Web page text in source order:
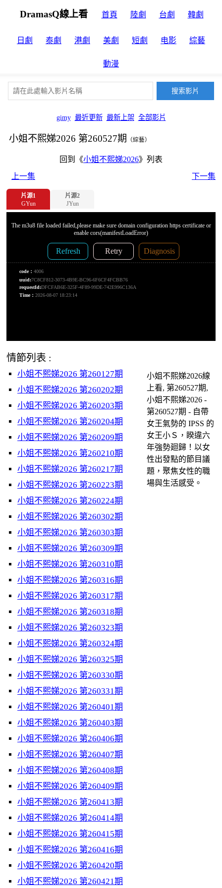
DramasQ線上看 首頁 陸劇 台劇 韓劇
日劇 泰劇 港劇 美劇 短劇 电影 綜藝
動漫
gimy 最近更新 最新上架 全部影片
小姐不熙娣2026 第260527期 （綜藝）
回到《小姐不熙娣2026》列表
上一集
下一集
片源1
GYun
片源2
JYun
情節列表 :
小姐不熙娣2026 第260127期
小姐不熙娣2026 第260202期
小姐不熙娣2026 第260203期
小姐不熙娣2026 第260204期
小姐不熙娣2026 第260209期
小姐不熙娣2026 第260210期
小姐不熙娣2026 第260217期
小姐不熙娣2026 第260223期
小姐不熙娣2026 第260224期
小姐不熙娣2026 第260302期
小姐不熙娣2026 第260303期
小姐不熙娣2026 第260309期
小姐不熙娣2026 第260310期
小姐不熙娣2026 第260316期
小姐不熙娣2026 第260317期
小姐不熙娣2026 第260318期
小姐不熙娣2026 第260323期
小姐不熙娣2026 第260324期
小姐不熙娣2026 第260325期
小姐不熙娣2026 第260330期
小姐不熙娣2026 第260331期
小姐不熙娣2026 第260401期
小姐不熙娣2026 第260403期
小姐不熙娣2026 第260406期
小姐不熙娣2026 第260407期
小姐不熙娣2026 第260408期
小姐不熙娣2026 第260409期
小姐不熙娣2026 第260413期
小姐不熙娣2026 第260414期
小姐不熙娣2026 第260415期
小姐不熙娣2026 第260416期
小姐不熙娣2026 第260420期
小姐不熙娣2026 第260421期
小姐不熙娣2026線
上看, 第260527期,
小姐不熙娣2026 -
第260527期 - 自帶
女王氣勢的 IPSS 的
女王小Ｓ，睽違六
年強勢廻歸！以女
性出發點的節目議
題，聚焦女性的職
場與生活感受。